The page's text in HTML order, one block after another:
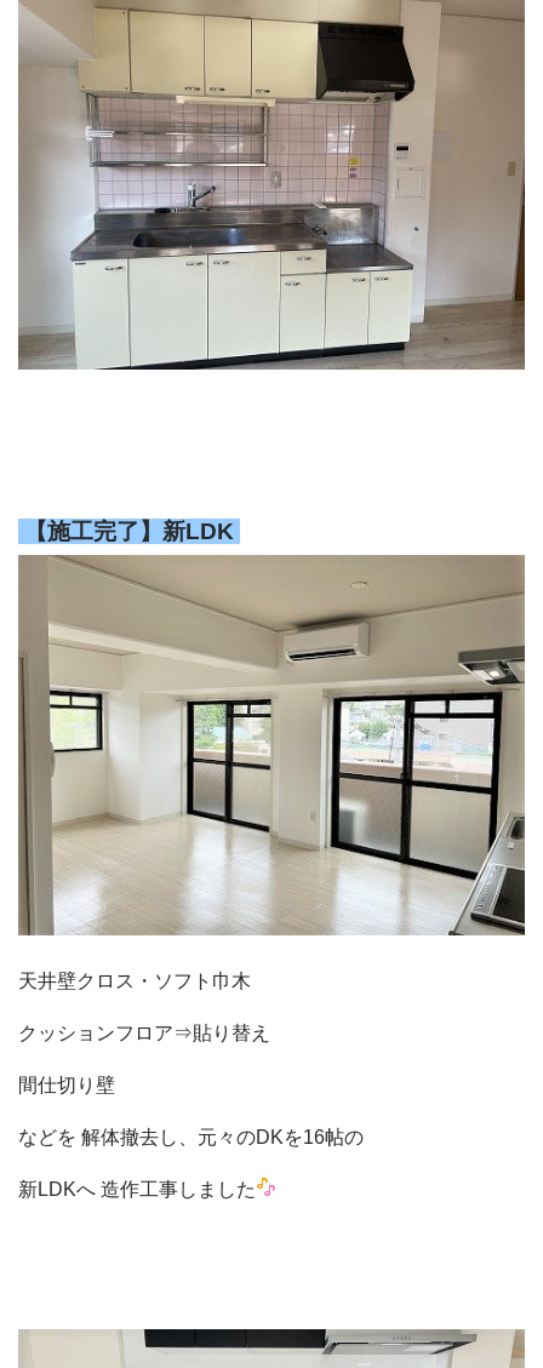
【施工完了】新LDK
天井壁クロス・ソフト巾木
クッションフロア⇒貼り替え
間仕切り壁
などを 解体撤去し、元々のDKを16帖の
新LDKへ 造作工事しました